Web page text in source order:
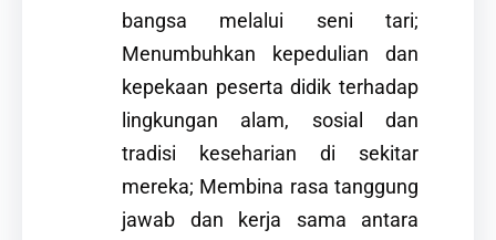
bangsa melalui seni tari;
Menumbuhkan kepedulian dan
kepekaan peserta didik terhadap
lingkungan alam, sosial dan
tradisi keseharian di sekitar
mereka; Membina rasa tanggung
jawab dan kerja sama antara